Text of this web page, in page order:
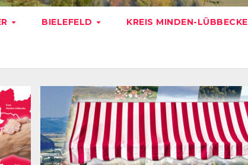
BIELEFELD KREIS MINDEN-LÜBBECKE